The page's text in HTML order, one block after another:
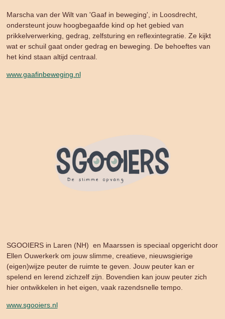
Marscha van der Wilt van 'Gaaf in beweging', in Loosdrecht,
ondersteunt jouw hoogbegaafde kind op het gebied van
prikkelverwerking, gedrag, zelfsturing en reflexintegratie. Ze kijkt
wat er schuil gaat onder gedrag en beweging. De behoeftes van
het kind staan altijd centraal.
www.gaafinbeweging.nl
SGOOIERS in Laren (NH) en Maarssen is speciaal opgericht door
Ellen Ouwerkerk om jouw slimme, creatieve, nieuwsgierige
(eigen)wijze peuter de ruimte te geven. Jouw peuter kan er
spelend en lerend zichzelf zijn. Bovendien kan jouw peuter zich
hier ontwikkelen in het eigen, vaak razendsnelle tempo.
www.sgooiers.nl